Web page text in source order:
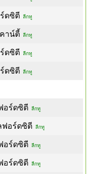
ดซิตี ลีกทู
าน์ตี้ ลีกทู
ดซิตี ลีกทู
ดซิตี ลีกทู
อร์ดซิตี ลีกทู
ฟอร์ดซิตี ลีกทู
อร์ดซิตี ลีกทู
อร์ดซิตี ลีกทู